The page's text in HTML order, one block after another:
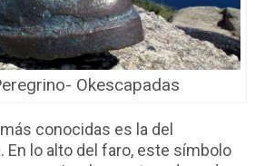
Okescapadas
conocidas es la del
. En lo alto del faro, este símbolo